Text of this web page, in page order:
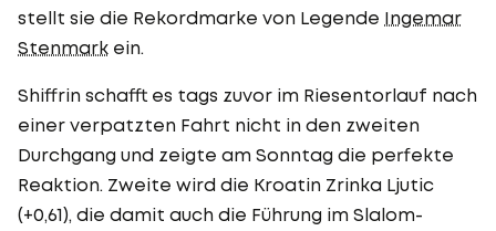
stellt sie die Rekordmarke von Legende Ingemar
Stenmark ein.
Shiffrin schafft es tags zuvor im Riesentorlauf nach
einer verpatzten Fahrt nicht in den zweiten
Durchgang und zeigte am Sonntag die perfekte
Reaktion. Zweite wird die Kroatin Zrinka Ljutic
(+0,61), die damit auch die Führung im Slalom-